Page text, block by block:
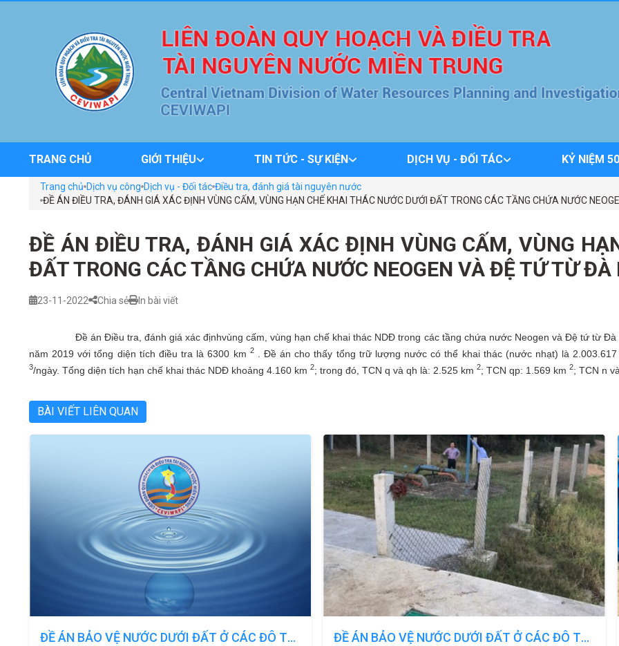
TRANG CHỦ GIỚI THIỆU TIN TỨC - SỰ KIỆN DỊCH VỤ - ĐỐI TÁC KỶ NIỆM
Trang chủ Dịch vụ công Dịch vụ - Đối tác Điều tra, đánh giá tài nguyên nước
ĐỀ ÁN ĐIỀU TRA, ĐÁNH GIÁ XÁC ĐỊNH VÙNG CẤM, VÙNG HẠN CHẾ KHAI THÁC NƯỚC DƯỚI ĐẤT TRONG CÁC TẦNG CHỨA NƯỚC
ĐỀ ÁN ĐIỀU TRA, ĐÁNH GIÁ XÁC ĐỊNH VÙNG CẤM, VÙNG
ĐẤT TRONG CÁC TẦNG CHỨA NƯỚC NEOGEN VÀ ĐỆ TỨ TỪ
23-11-2022 Chia sẻ In bài viết
Đề án Điều tra, đánh giá xác địnhvùng cấm, vùng hạn chế khai thác NDĐ trong các tầng chứa nước Neogen và Đệ tứ từ Đà
năm 2019 với tổng diện tích điều tra là 6300 km 2. Đề án cho thấy tổng trữ lượng nước có thể khai thác (nước nhạt) là 2.003.617
3/ngày. Tổng diện tích hạn chế khai thác NDĐ khoảng 4.160 km 2; trong đó, TCN q và qh là: 2.525 km 2; TCN qp: 1.569 km 2; TCN n
BÀI VIẾT LIÊN QUAN
ĐỀ ÁN BẢO VỆ NƯỚC DƯỚI ĐẤT Ở CÁC ĐÔ THỊ
ĐỀ ÁN BẢO VỆ NƯỚC DƯỚI ĐẤT Ở CÁC ĐÔ THỊ